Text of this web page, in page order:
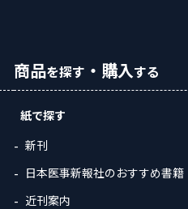
商品を探す ・購入する
紙で探す
新刊
日本医事新報社のおすすめ書籍
近刊案内